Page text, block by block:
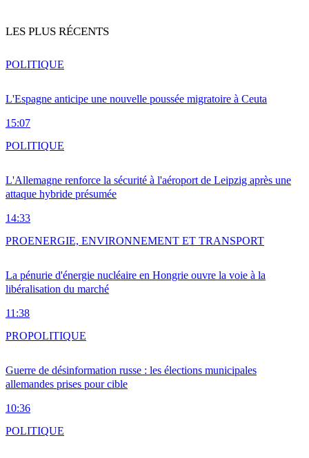
LES PLUS RÉCENTS
L'Espagne anticipe une nouvelle poussée migratoire à Ceuta
15:07
POLITIQUE
L'Allemagne renforce la sécurité à l'aéroport de Leipzig après une
attaque hybride présumée
14:33
POLITIQUE
La pénurie d'énergie nucléaire en Hongrie ouvre la voie à la
libéralisation du marché
11:38
PROENERGIE, ENVIRONNEMENT ET TRANSPORT
Guerre de désinformation russe : les élections municipales
allemandes prises pour cible
10:36
PROPOLITIQUE
POLITIQUE